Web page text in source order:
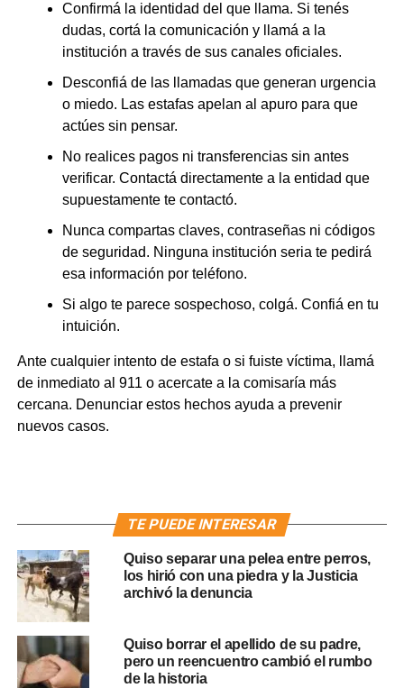
Confirmá la identidad del que llama. Si tenés
dudas, cortá la comunicación y llamá a la
institución a través de sus canales oficiales.
Desconfiá de las llamadas que generan urgencia
o miedo. Las estafas apelan al apuro para que
actúes sin pensar.
No realices pagos ni transferencias sin antes
verificar. Contactá directamente a la entidad que
supuestamente te contactó.
Nunca compartas claves, contraseñas ni códigos
de seguridad. Ninguna institución seria te pedirá
esa información por teléfono.
Si algo te parece sospechoso, colgá. Confiá en tu
intuición.
Ante cualquier intento de estafa o si fuiste víctima, llamá
de inmediato al 911 o acercate a la comisaría más
cercana. Denunciar estos hechos ayuda a prevenir
nuevos casos.
TE PUEDE INTERESAR
Quiso separar una pelea entre perros,
los hirió con una piedra y la Justicia
archivó la denuncia
Quiso borrar el apellido de su padre,
pero un reencuentro cambió el rumbo
de la historia